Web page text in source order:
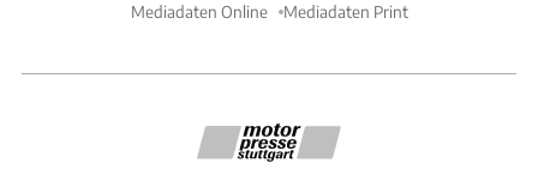
Mediadaten Online Mediadaten Print